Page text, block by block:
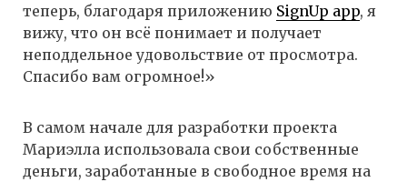
теперь, благодаря приложению SignUp app, я
вижу, что он всё понимает и получает
неподдельное удовольствие от просмотра.
Спасибо вам огромное!»
В самом начале для разработки проекта
Мариэлла использовала свои собственные
деньги, заработанные в свободное время на